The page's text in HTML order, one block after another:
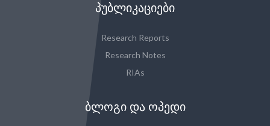
ᲞᲣᲑᲚᲘᲙᲐᲪᲘᲔᲑᲘ
Research Reports
Research Notes
RIAs
ᲑᲚᲝᲒᲘ ᲓᲐ ᲝᲞᲔᲓᲘ